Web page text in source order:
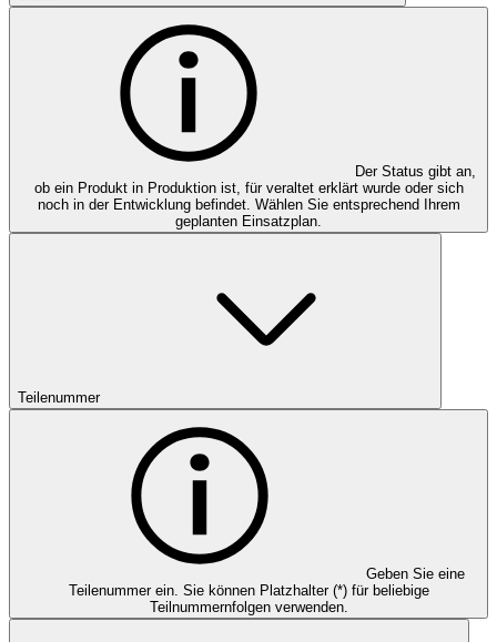
Der Status gibt an,
ob ein Produkt in Produktion ist, für veraltet erklärt wurde oder sich
noch in der Entwicklung befindet. Wählen Sie entsprechend Ihrem
geplanten Einsatzplan.
Teilenummer
Geben Sie eine
Teilenummer ein. Sie können Platzhalter (*) für beliebige
Teilnummernfolgen verwenden.